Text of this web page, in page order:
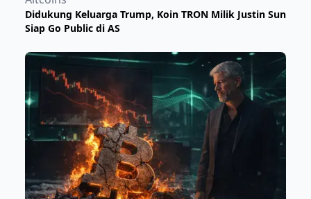
Didukung Keluarga Trump, Koin TRON Milik Justin Sun
Siap Go Public di AS